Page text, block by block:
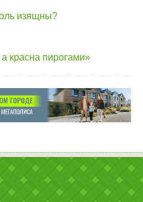
изящны?
красна пирогами»